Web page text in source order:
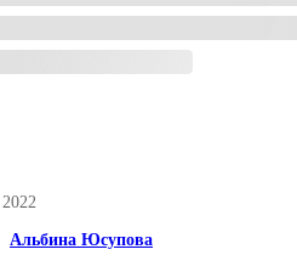
2022
Альбина Юсупова